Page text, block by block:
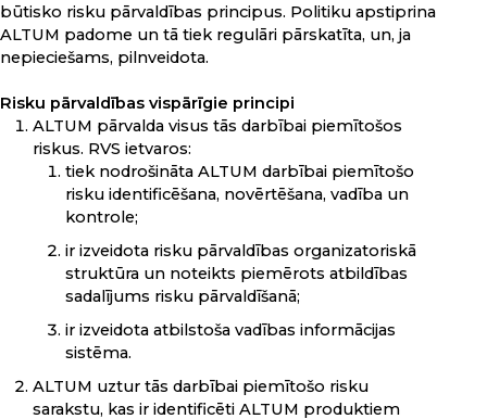
būtisko risku pārvaldības principus. Politiku apstiprina
ALTUM padome un tā tiek regulāri pārskatīta, un, ja
nepieciešams, pilnveidota.
Risku pārvaldības vispārīgie principi
ALTUM pārvalda visus tās darbībai piemītošos
riskus. RVS ietvaros:
tiek nodrošināta ALTUM darbībai piemītošo
risku identificēšana, novērtēšana, vadība un
kontrole;
ir izveidota risku pārvaldības organizatoriskā
struktūra un noteikts piemērots atbildības
sadalījums risku pārvaldīšanā;
ir izveidota atbilstoša vadības informācijas
sistēma.
ALTUM uztur tās darbībai piemītošo risku
sarakstu, kas ir identificēti ALTUM produktiem